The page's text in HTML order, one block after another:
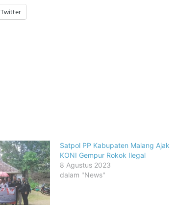
Twitter
Satpol PP Kabupaten Malang Ajak
KONI Gempur Rokok Ilegal
8 Agustus 2023
dalam "News"